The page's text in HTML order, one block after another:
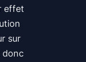
effet
sur
donc